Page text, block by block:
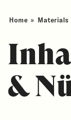
Home » Materials
&